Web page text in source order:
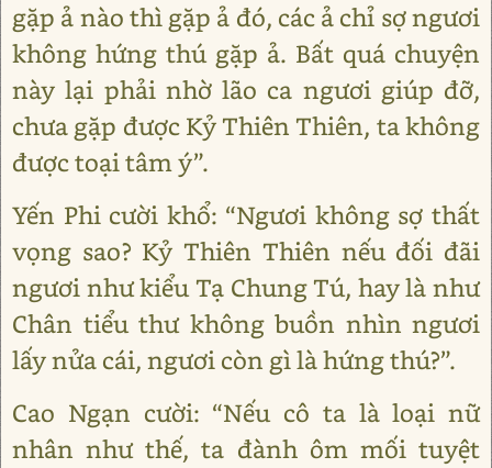
gặp ả nào thì gặp ả đó, các ả chỉ sợ ngươi
không hứng thú gặp ả. Bất quá chuyện
này lại phải nhờ lão ca ngươi giúp đỡ,
chưa gặp được Kỷ Thiên Thiên, ta không
được toại tâm ý”.
Yến Phi cười khổ: “Ngươi không sợ thất
vọng sao? Kỷ Thiên Thiên nếu đối đãi
ngươi như kiểu Tạ Chung Tú, hay là như
Chân tiểu thư không buồn nhìn ngươi
lấy nửa cái, ngươi còn gì là hứng thú?”.
Cao Ngạn cười: “Nếu cô ta là loại nữ
nhân như thế, ta đành ôm mối tuyệt